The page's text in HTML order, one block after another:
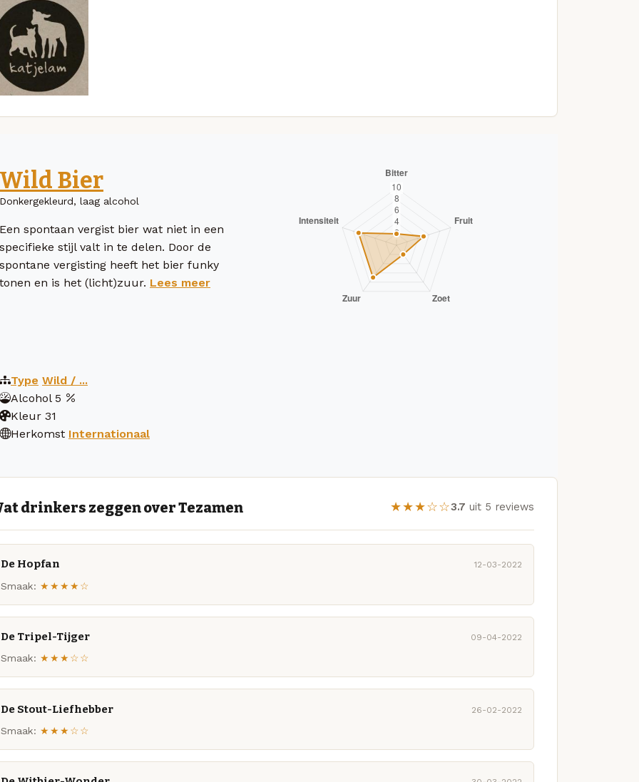
Wild Bier
Donkergekleurd, laag alcohol
Een spontaan vergist bier wat niet in een
specifieke stijl valt in te delen. Door de
spontane vergisting heeft het bier funky
tonen en is het (licht)zuur. Lees meer
Type Wild / ...
Alcohol 5
Kleur 31
Herkomst Internationaal
drinkers zeggen over Tezamen ★★★☆☆3.7 uit 5 reviews
De Hopfan 12-03-2022
Smaak: ★★★★☆
De Tripel-Tijger 09-04-2022
Smaak: ★★★☆☆
De Stout-Liefhebber 26-02-2022
Smaak: ★★★☆☆